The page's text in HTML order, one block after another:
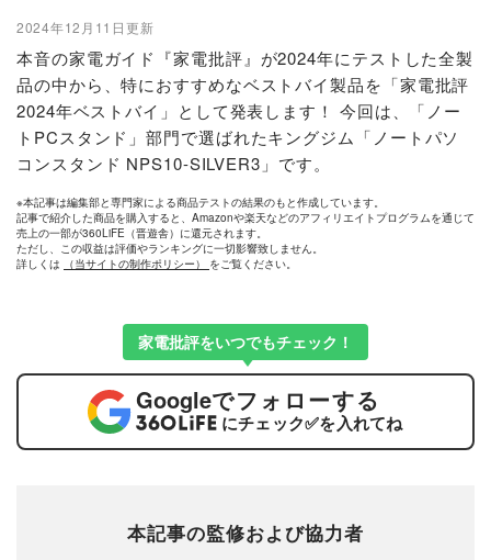
2024年12月11日更新
本音の家電ガイド『家電批評』が2024年にテストした全製
品の中から、特におすすめなベストバイ製品を「家電批評
2024年ベストバイ」として発表します！ 今回は、「ノー
トPCスタンド」部門で選ばれたキングジム「ノートパソ
コンスタンド NPS10-SILVER3」です。
※本記事は編集部と専門家による商品テストの結果のもと作成しています。
記事で紹介した商品を購入すると、Amazonや楽天などのアフィリエイトプログラムを通じて
売上の一部が360LiFE（晋遊舎）に還元されます。
ただし、この収益は評価やランキングに一切影響致しません。
詳しくは
（当サイトの制作ポリシー） をご覧ください。
家電批評をいつでもチェック！
Googleでフォローする
にチェック✅を入れてね
本記事の監修および協力者